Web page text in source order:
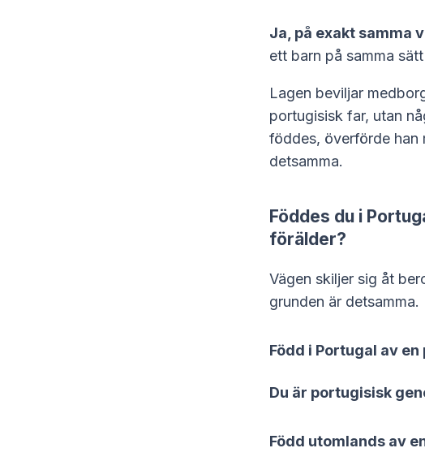
Ja, på exakt samma
ett barn på samma
Lagen beviljar
portugisisk far, utan
föddes, överförde han
detsamma.
Föddes du i
förälder?
Vägen skiljer sig åt
grunden är detsamma.
Född i Portugal av
Du är portugisisk
Född utomlands av